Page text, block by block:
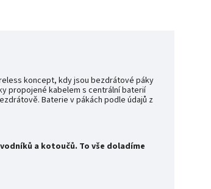
koncept, kdy jsou bezdrátové páky
propojené kabelem s centrální baterií
Baterie v pákách podle údajů z
a kotoučů. To vše doladíme